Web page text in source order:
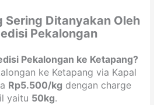
Sering Ditanyakan Oleh
Pekalongan
Pekalongan ke Ketapang?
ke Ketapang via Kapal
Rp5.500/kg dengan charge
yaitu 50kg.